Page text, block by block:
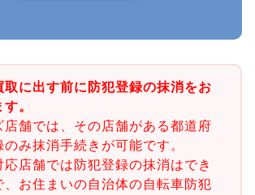
に出す前に防犯登録の抹消をお
。
舗では、その店舗がある都道府
み抹消手続きが可能です。
店舗では防犯登録の抹消はでき
、お住まいの自治体の自転車防犯